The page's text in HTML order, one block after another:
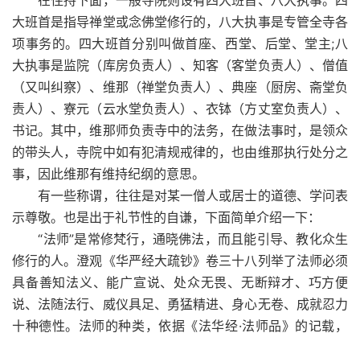
大班首是指导禅堂或念佛堂修行的，八大执事是专管全寺各
项事务的。四大班首分别叫做首座、西堂、后堂、堂主;八
大执事是监院（库房负责人）、知客（客堂负责人）、僧值
（又叫纠察）、维那（禅堂负责人）、典座（厨房、斋堂负
责人）、寮元（云水堂负责人）、衣钵（方丈室负责人）、
书记。其中，维那师负责寺中的法务，在做法事时，是领众
的带头人，寺院中如有犯清规戒律的，也由维那执行处分之
事，因此维那有维持纪纲的意思。
有一些称谓，往往是对某一僧人或居士的道德、学问表
示尊敬。也是出于礼节性的自谦，下面简单介绍一下：
“法师”是常修梵行，通晓佛法，而且能引导、教化众生
修行的人。澄观《华严经大疏钞》卷三十八列举了法师必须
具备善知法义、能广宣说、处众无畏、无断辩才、巧方便
说、法随法行、威仪具足、勇猛精进、身心无卷、成就忍力
十种德性。法师的种类，依据《法华经·法师品》的记载，